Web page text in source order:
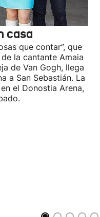
casa
que contar”, que
la cantante Amaia
de Van Gogh, llega
a San Sebastián. La
el Donostia Arena,